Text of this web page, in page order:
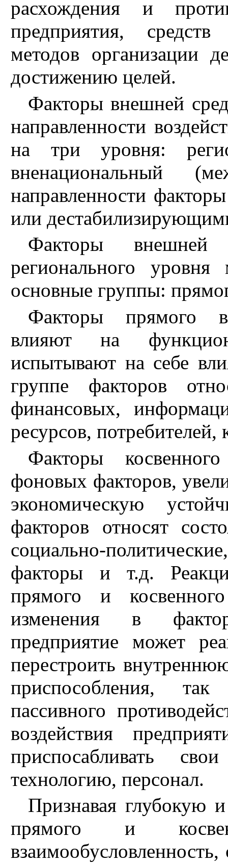
расхождения и
предприятия,
методов организации
достижению целей.
Факторы внешней
направленности
на три уровня:
вненациональный
направленности
или
Факторы внешней
регионального
основные группы:
Факторы прямого
влияют на
испытывают на себе
группе факторов
финансовых,
ресурсов, потребителей,
Факторы
фоновых факторов,
экономическую
факторов относят
социально-
факторы и т.д.
прямого и
изменения в
предприятие может
перестроить
приспособления,
пассивного
воздействия
приспосабливать
технологию, персонал.
Признавая глубокую
прямого и